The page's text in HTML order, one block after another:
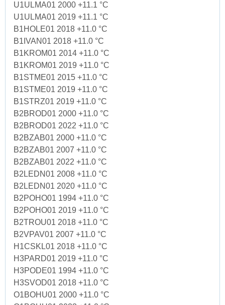
U1ULMA01 2000 +11.1 °C
U1ULMA01 2019 +11.1 °C
B1HOLE01 2018 +11.0 °C
B1IVAN01 2018 +11.0 °C
B1KROM01 2014 +11.0 °C
B1KROM01 2019 +11.0 °C
B1STME01 2015 +11.0 °C
B1STME01 2019 +11.0 °C
B1STRZ01 2019 +11.0 °C
B2BROD01 2000 +11.0 °C
B2BROD01 2022 +11.0 °C
B2BZAB01 2000 +11.0 °C
B2BZAB01 2007 +11.0 °C
B2BZAB01 2022 +11.0 °C
B2LEDN01 2008 +11.0 °C
B2LEDN01 2020 +11.0 °C
B2POHO01 1994 +11.0 °C
B2POHO01 2019 +11.0 °C
B2TROU01 2018 +11.0 °C
B2VPAV01 2007 +11.0 °C
H1CSKL01 2018 +11.0 °C
H3PARD01 2019 +11.0 °C
H3PODE01 1994 +11.0 °C
H3SVOD01 2018 +11.0 °C
O1BOHU01 2000 +11.0 °C